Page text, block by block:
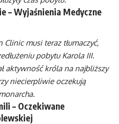
– Wyjaśnienia Medyczne
Clinic musi teraz tłumaczyć,
pobytu Karola III.
aktywność króla na najbliższy
niecierpliwie oczekują
– Oczekiwane